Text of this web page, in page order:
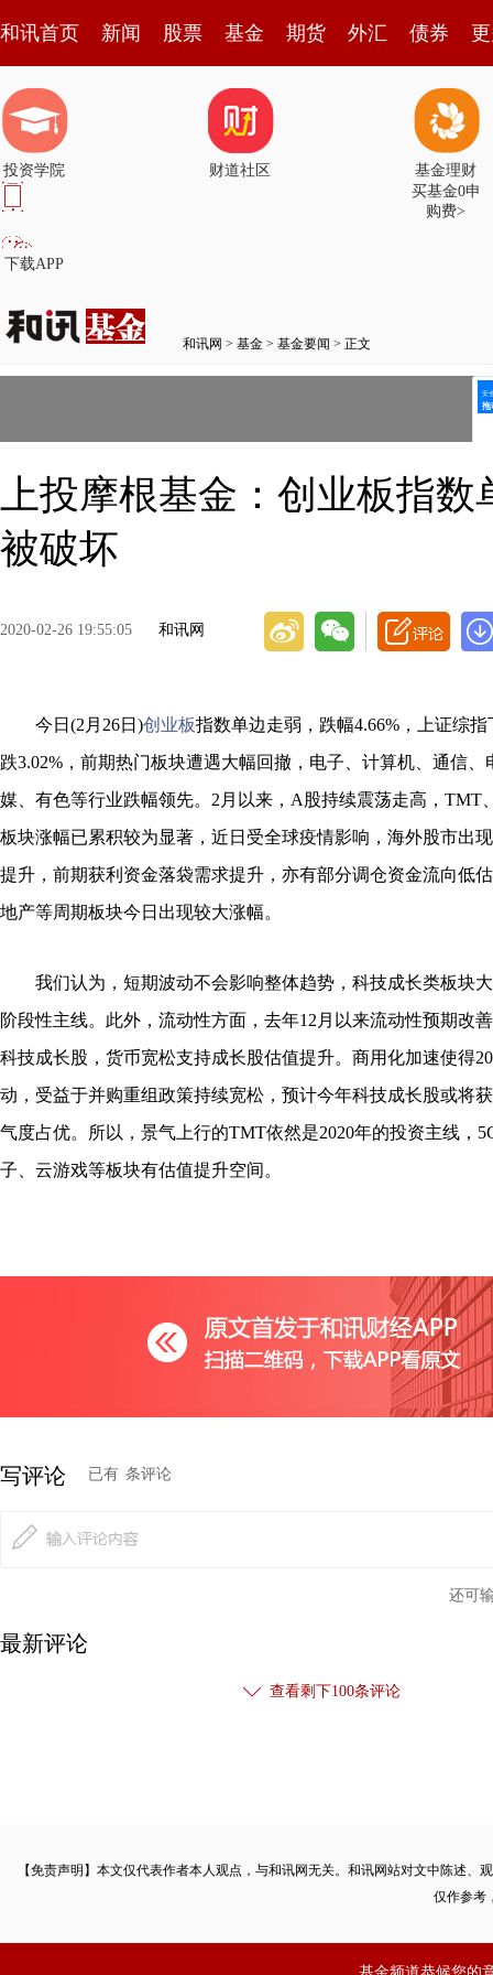
和讯首页 新闻 股票 基金 期货 外汇 债券
投资学院 财道社区
基金理财
买基金0申
购费>
下载APP
和讯网 > 基金 > 基金要闻 > 正文
上投摩根基金：创业板指
被破坏
2020-02-26 19:55:05 和讯网
今日(2月26日)创业板指数单边走弱，跌幅4.66%，上证综
跌3.02%，前期热门板块遭遇大幅回撤，电子、计算机、通信
媒、有色等行业跌幅领先。2月以来，A股持续震荡走高，TMT
板块涨幅已累积较为显著，近日受全球疫情影响，海外股市出
提升，前期获利资金落袋需求提升，亦有部分调仓资金流向低
地产等周期板块今日出现较大涨幅。
我们认为，短期波动不会影响整体趋势，科技成长类板块
阶段性主线。此外，流动性方面，去年12月以来流动性预期改
科技成长股，货币宽松支持成长股估值提升。商用化加速使得
动，受益于并购重组政策持续宽松，预计今年科技成长股或将
气度占优。所以，景气上行的TMT依然是2020年的投资主线，
子、云游戏等板块有估值提升空间。
写评论 已有 条评论
还可
最新评论
查看剩下100条评论
【免责声明】本文仅代表作者本人观点，与和讯网无关。和讯网站对文中陈述
仅作参考